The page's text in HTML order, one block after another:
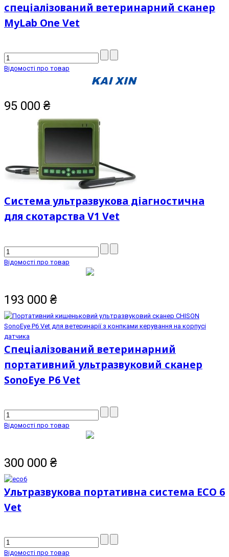
спеціалізований ветеринарний сканер
MyLab One Vet
Відомості про товар
95 000 ₴
Система ультразвукова діагностична
для скотарства V1 Vet
Відомості про товар
193 000 ₴
Спеціалізований ветеринарний
портативний ультразвуковий сканер
SonoEye P6 Vet
Відомості про товар
300 000 ₴
Ультразвукова портативна система ECO 6
Vet
Відомості про товар